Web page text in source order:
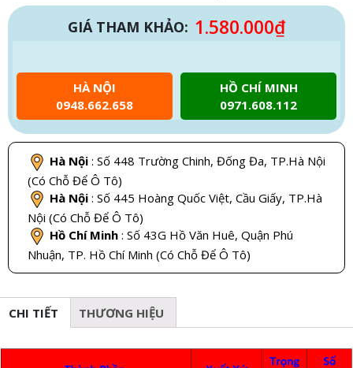
GIÁ THAM KHẢO: 1.580.000₫
HÀ NỘI
0948.662.658
HỒ CHÍ MINH
0971.608.112
Hà Nội : Số 448 Trường Chinh, Đống Đa, TP.Hà Nội
(Có Chỗ Để Ô Tô)
Hà Nội : Số 445 Hoàng Quốc Việt, Cầu Giấy, TP.Hà
Nội (Có Chỗ Để Ô Tô)
Hồ Chí Minh : Số 43G Hồ Văn Huê, Quận Phú
Nhuận, TP. Hồ Chí Minh (Có Chỗ Để Ô Tô)
CHI TIẾT THƯƠNG HIỆU